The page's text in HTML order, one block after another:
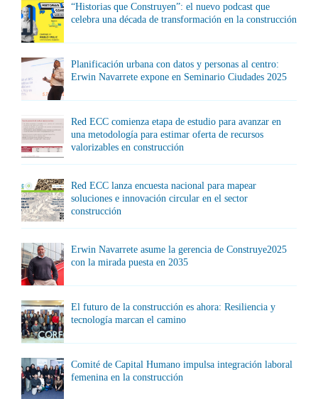
“Historias que Construyen”: el nuevo podcast que
celebra una década de transformación en la construcción
Planificación urbana con datos y personas al centro:
Erwin Navarrete expone en Seminario Ciudades 2025
Red ECC comienza etapa de estudio para avanzar en
una metodología para estimar oferta de recursos
valorizables en construcción
Red ECC lanza encuesta nacional para mapear
soluciones e innovación circular en el sector
construcción
Erwin Navarrete asume la gerencia de Construye2025
con la mirada puesta en 2035
El futuro de la construcción es ahora: Resiliencia y
tecnología marcan el camino
Comité de Capital Humano impulsa integración laboral
femenina en la construcción